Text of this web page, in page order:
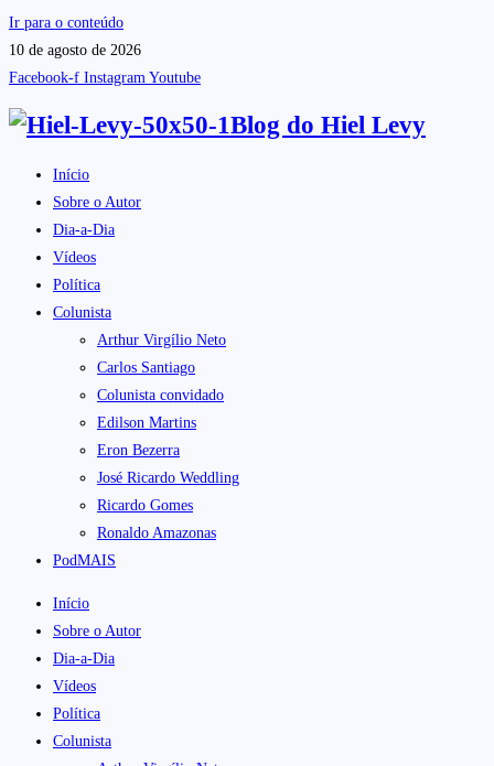
Ir para o conteúdo
10 de agosto de 2026
Facebook-f Instagram Youtube
Blog do Hiel Levy
Início
Sobre o Autor
Dia-a-Dia
Vídeos
Política
Colunista
Arthur Virgílio Neto
Carlos Santiago
Colunista convidado
Edilson Martins
Eron Bezerra
José Ricardo Weddling
Ricardo Gomes
Ronaldo Amazonas
PodMAIS
Início
Sobre o Autor
Dia-a-Dia
Vídeos
Política
Colunista